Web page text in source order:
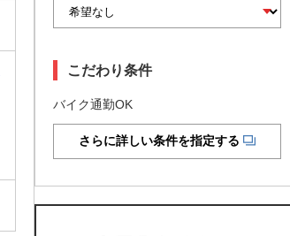
こだわり条件
バイク通勤OK
さらに詳しい条件を指定する